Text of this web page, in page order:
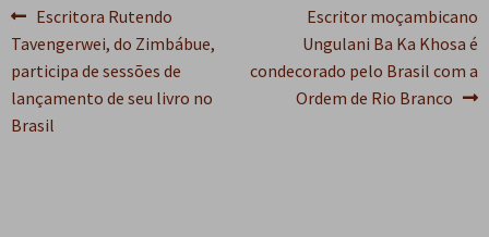
Navegação
de
Post
Post
anterior:
Escritora Rutendo
Tavengerwei, do Zimbábue,
participa de sessões de
lançamento de seu livro no
Brasil
Próximo
post:
Escritor moçambicano
Ungulani Ba Ka Khosa é
condecorado pelo Brasil com a
Ordem de Rio Branco